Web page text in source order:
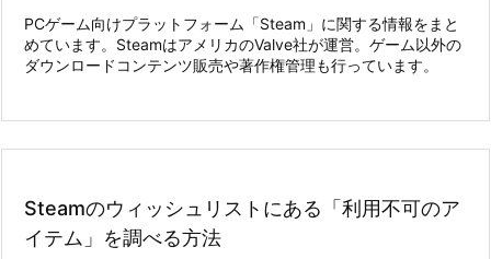
PCゲーム向けプラットフォーム「Steam」に関する情報をまと
めています。SteamはアメリカのValve社が運営。ゲーム以外の
ダウンロードコンテンツ販売や著作権管理も行っています。
Steamのウィッシュリストにある「利用不可のア
イテム」を調べる方法